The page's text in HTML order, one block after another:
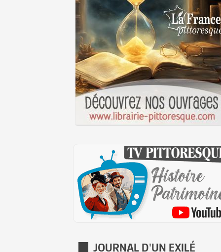
JOURNAL D'UN EXILÉ